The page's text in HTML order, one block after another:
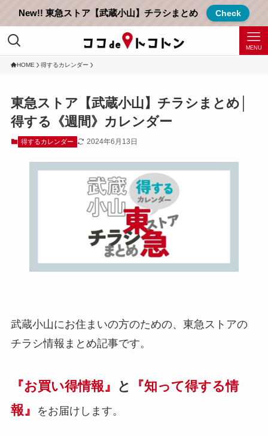
New!! 東急ストア【武蔵小山】チラシまとめ Check
MENU
HOME 得するカレンダー
東急ストア【武蔵小山】チラシまとめ│
得する《週間》カレンダー
得するカレンダー 2024年6月13日
武蔵小山にお住まいの方のための、東急ストアの
チラシ情報まとめ記事です。
『お買い得情報』 と 『知って得する情
報』 をお届けします。